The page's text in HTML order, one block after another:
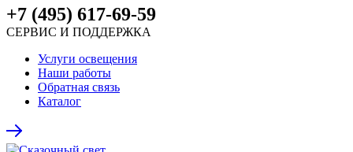
+7 (495) 617-69-59
СЕРВИС И ПОДДЕРЖКА
Услуги освещения
Наши работы
Обратная связь
Каталог